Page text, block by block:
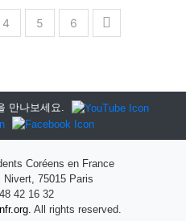
4 5 6
만나보세요.
Coréens en France
Nivert, 75015 Paris
42 16 32
All rights reserved.